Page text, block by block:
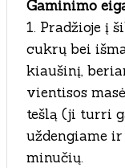
Gaminimo
1. Pradžioje į
cukrų bei
kiaušinį,
vientisos
tešlą (ji turri
uždengiame
minučių.